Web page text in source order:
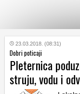
KATEGORIJE
HRVATSKI
WEB
23.03.2018. (08:31)
Dobri poticaji
Pleternica
struju, vodu i